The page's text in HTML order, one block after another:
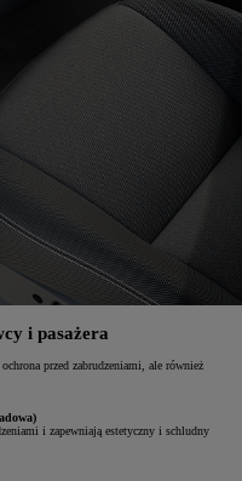
i pasażera
przed zabrudzeniami, ale również
i zapewniają estetyczny i schludny